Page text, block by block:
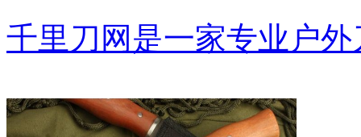
千里刀网是一家专业户